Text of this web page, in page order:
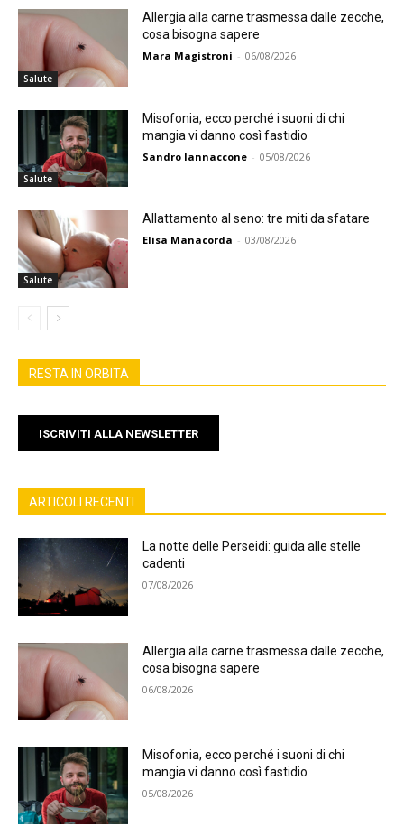
Salute
Allergia alla carne trasmessa dalle zecche,
cosa bisogna sapere
Mara Magistroni - 06/08/2026
Salute
Misofonia, ecco perché i suoni di chi
mangia vi danno così fastidio
Sandro Iannaccone - 05/08/2026
Salute
Allattamento al seno: tre miti da sfatare
Elisa Manacorda - 03/08/2026
RESTA IN ORBITA
ISCRIVITI ALLA NEWSLETTER
ARTICOLI RECENTI
La notte delle Perseidi: guida alle stelle
cadenti
07/08/2026
Allergia alla carne trasmessa dalle zecche,
cosa bisogna sapere
06/08/2026
Misofonia, ecco perché i suoni di chi
mangia vi danno così fastidio
05/08/2026